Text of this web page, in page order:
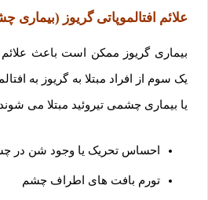
علائم افتالموپاتی گریوز (بیماری
بیماری گریوز ممکن است باعث
یک سوم از افراد مبتلا به گریوز به
یا بیماری چشمی تیروئید مبتلا می شوند
احساس تحریک یا وجود شن در
تورم بافت های اطراف چشم